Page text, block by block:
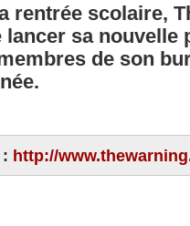
rentrée scolaire,
lancer sa nouvelle
de son
http://